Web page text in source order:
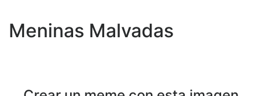
Meninas Malvadas